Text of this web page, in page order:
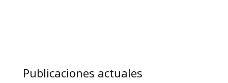
Publicaciones actuales